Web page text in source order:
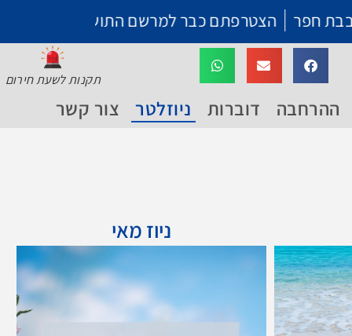
כבר למרשם התושבים של בת חפר? מהרו
תקנות לשעת חירום
ההרחבה דוברות ניוזלטר צור קשר
ניוז מאי